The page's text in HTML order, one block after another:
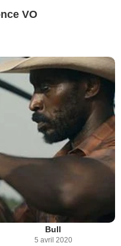
VO
Bull
5 avril 2020